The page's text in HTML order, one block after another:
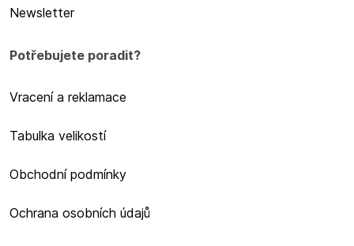
Newsletter
Potřebujete poradit?
Vracení a reklamace
Tabulka velikostí
Obchodní podmínky
Ochrana osobních údajů